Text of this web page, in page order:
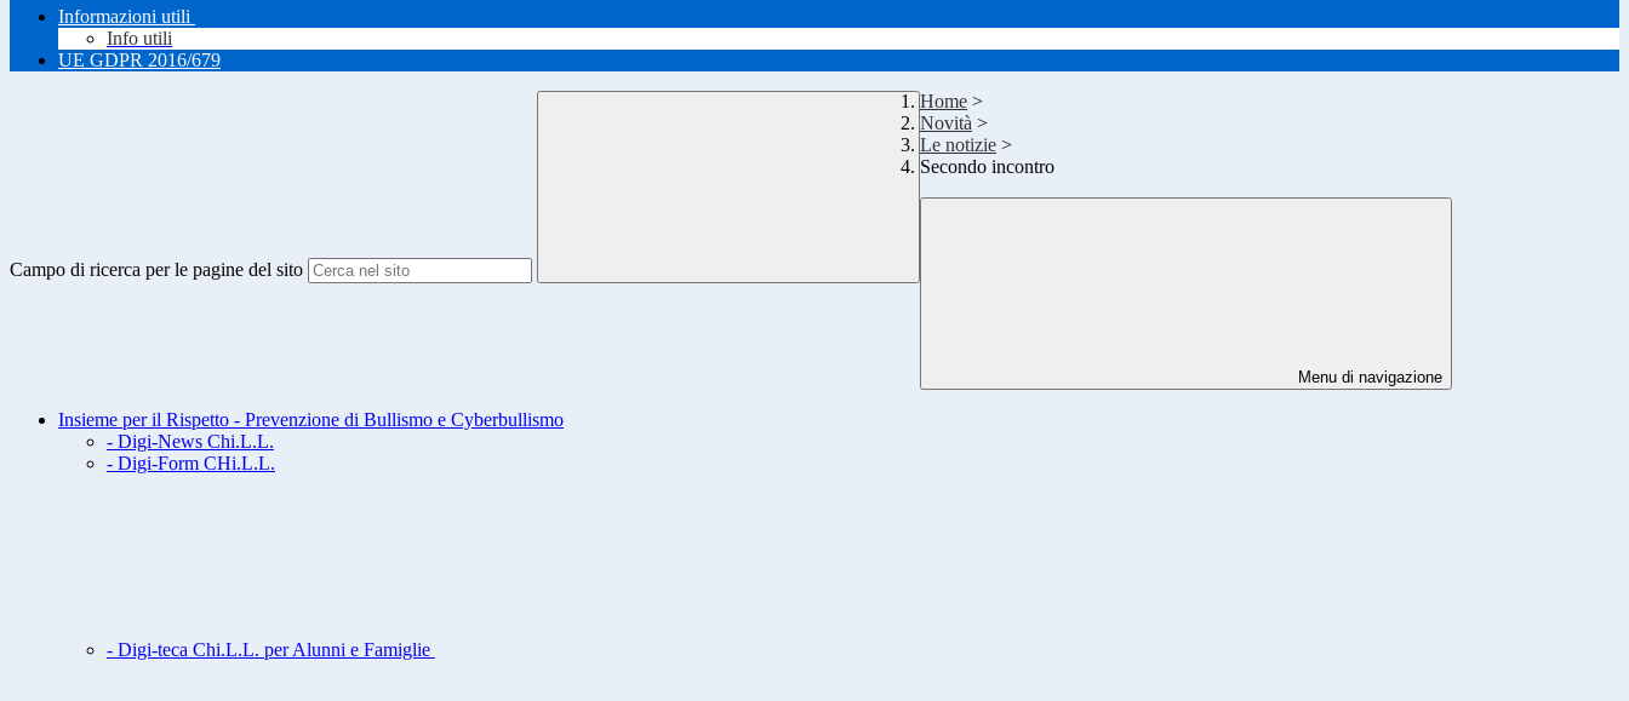
Informazioni utili
Info utili
UE GDPR 2016/679
Campo di ricerca per le pagine del sito
Home >
Novità >
Le notizie >
Secondo incontro
Menu di navigazione
Insieme per il Rispetto - Prevenzione di Bullismo e Cyberbullismo
- Digi-News Chi.L.L.
- Digi-Form CHi.L.L.
- Digi-teca Chi.L.L. per Alunni e Famiglie